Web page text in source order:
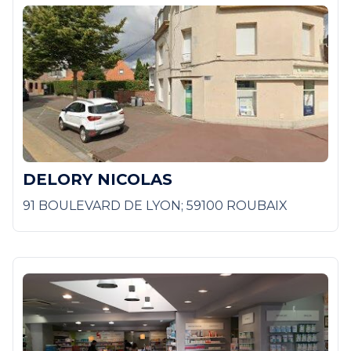
DELORY NICOLAS
91 BOULEVARD DE LYON; 59100 ROUBAIX